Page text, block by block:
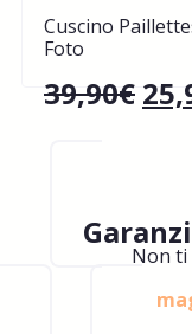
Cuscino
Foto
39,90€
Non ti